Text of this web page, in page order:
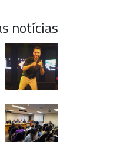
notícias